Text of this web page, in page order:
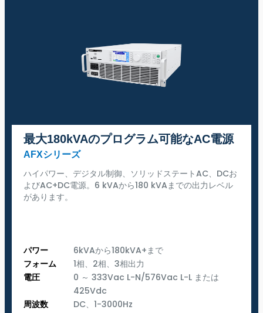
最大180kVAのプログラム可能なAC電源
AFXシリーズ
ハイパワー、デジタル制御、ソリッドステートAC、DCお
よびAC+DC電源。6 kVAから180 kVAまでの出力レベル
があります。
パワー
6kVAから180kVA+まで
フォーム
1相、2相、3相出力
電圧
0 ～ 333Vac L-N/576Vac L-L または
425Vdc
周波数
DC、1-3000Hz